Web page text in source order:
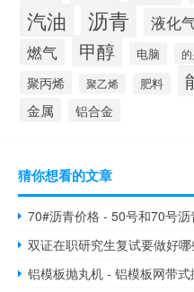
汽油 沥青 液化
燃气 甲醇 电脑
聚丙烯 聚乙烯 肥料
金属 铝合金
猜你想看的文章
70#沥青价格 - 50号和70号沥
双证在职研究生复试要做好
铝模板抛丸机 - 铝模板网带式